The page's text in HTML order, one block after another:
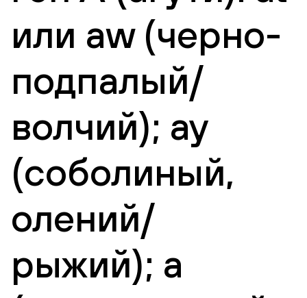
или aw (черно-
подпалый/
волчий); ay
(соболиный,
олений/
рыжий); a